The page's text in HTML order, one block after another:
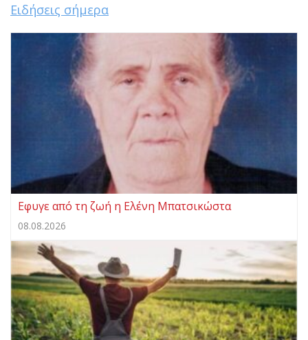
Ειδήσεις σήμερα
Eφυγε από τη ζωή η Ελένη Μπατσικώστα
08.08.2026